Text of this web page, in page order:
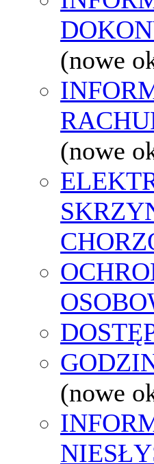
(nowe
(nowe
(nowe